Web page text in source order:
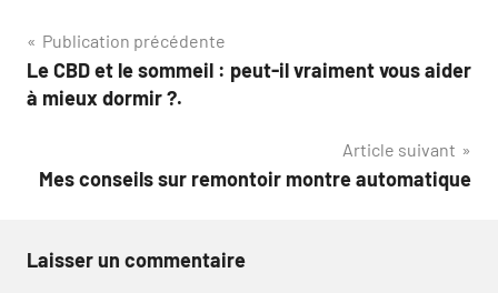
Navigation
de
Publication précédente
Le CBD et le sommeil : peut-il vraiment vous aider
à mieux dormir ?.
Article suivant
Mes conseils sur remontoir montre automatique
Laisser un commentaire